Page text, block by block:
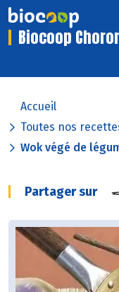
Biocoop
Accueil
Toutes nos
Wok végé de
Partager sur